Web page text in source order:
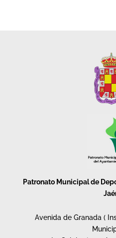
Patronato Municipal de
Avenida de Granada (